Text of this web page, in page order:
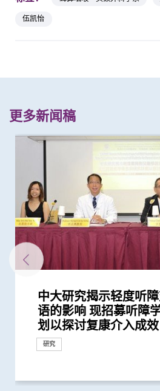
伍凯怡
更多新闻稿
中大研究揭示轻度听
语的影响 现招募听障
划以探讨复康介入成效
研究
中大研发教材提升自
将推广至全港学校使用
健康推广计划
中大与尚普研发全球
及声音改善的技术 「
街日报「亚洲创新奖」
奖项及荣誉
中大医学院全球研究
险存在地域差异 本港
全球平均水平 全球女
研究
中大为亚洲先驱引入
入术」治阻塞性睡眠
研究
中大开发「磁控螺旋
耳炎患者中耳导管菌
研究
中大港大成功开发磁
术机械人系统 经口腔
融头颈癌肿瘤
研究
中大完成全球首个多
人手术临床研究 证新
往难达位置进行精准治
外科创新技术
中大研究发现本地每5
感染HPV病毒 推公众
染HPV情况
研究